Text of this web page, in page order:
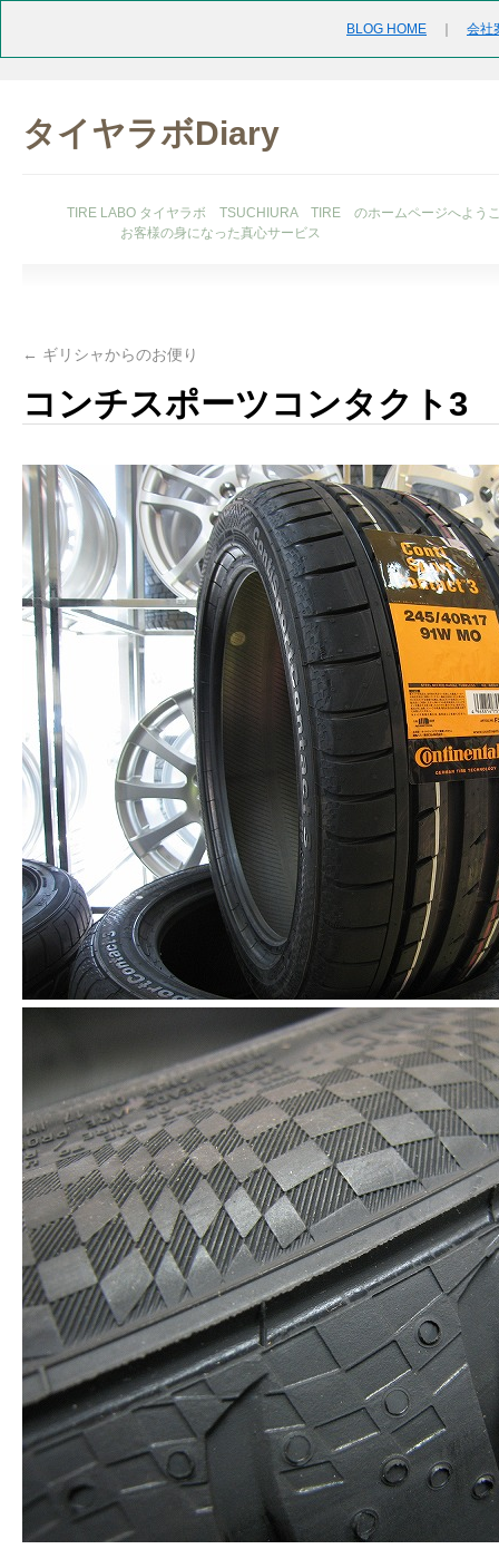
BLOG HOME 会社
タイヤラボDiary
TIRE LABO タイヤラボ TSUCHIURA TIRE のホームページへよう
お客様の身になった真心サービス
← ギリシャからのお便り
コンチスポーツコンタクト3